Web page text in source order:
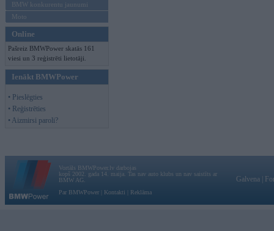
BMW konkurentu jaunumi
Moto
Online
Pašreiz BMWPower skatās 161
viesi un 3 reģistrēti lietotāji.
Ienākt BMWPower
• Pieslēgties
• Reģistrēties
• Aizmirsi paroli?
Vortāls BMWPower.lv darbojas
kopš 2002. gada 14. maija. Tas nav auto klubs un nav saistīts ar
BMW AG.
Par BMWPower
Kontakti Reklāma
Galvena